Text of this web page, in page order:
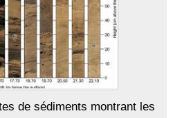
de sédiments montrant les